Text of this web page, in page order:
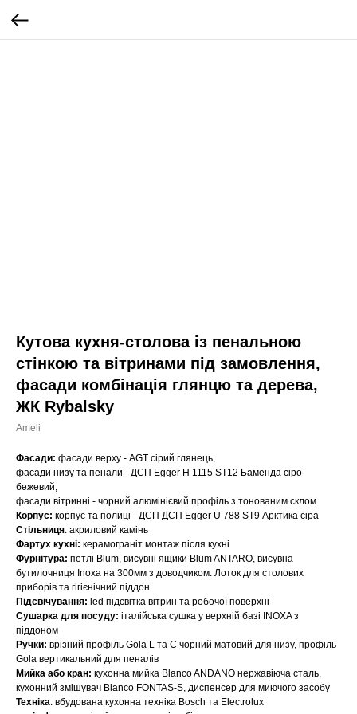
Кутова кухня-столова із пенальною
стінкою та вітринами під замовлення,
фасади комбінація глянцю та дерева,
ЖК Rybalsky
Ameli
Фасади: фасади верху - AGT сірий глянець,
фасади низу та пенали - ДСП Egger H 1115 ST12 Баменда сіро-
бежевий,
фасади вітринні - чорний алюмінієвий профіль з тонованим склом
Корпус: корпус та полиці - ДСП ДСП Egger U 788 ST9 Арктика сіра
Стільниця: акриловий камінь
Фартух кухні: керамограніт монтаж після кухні
Фурнітура: петлі Blum, висувні ящики Blum ANTARO, висувна
бутилочниця Inoxa на 300мм з доводчиком. Лоток для столових
приборів та гігієнічний піддон
Підсвічування: led підсвітка вітрин та робочої поверхні
Сушарка для посуду: італійська сушка у верхній базі INOXA з
піддоном
Ручки: врізний профіль Gola L та С чорний матовий для низу, профіль
Gola вертикальний для пеналів
Мийка або кран: кухонна мийка Blanco ANDANO нержавіюча сталь,
кухонний змішувач Blanco FONTAS-S, диспенсер для миючого засобу
Техніка: вбудована кухонна техніка Bosch та Electrolux